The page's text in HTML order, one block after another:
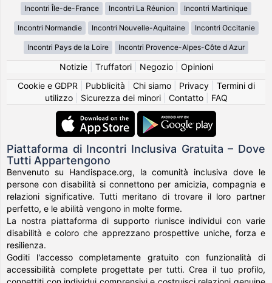
Incontri Île-de-France Incontri La Réunion Incontri Martinique
Incontri Normandie Incontri Nouvelle-Aquitaine Incontri Occitanie
Incontri Pays de la Loire Incontri Provence-Alpes-Côte d Azur
Notizie| Truffatori| Negozio| Opinioni
Cookie e GDPR
Pubblicità Chi siamo| Privacy| Termini di
utilizzo| Sicurezza dei minori| Contatto| FAQ
Piattaforma di Incontri Inclusiva Gratuita – Dove
Tutti Appartengono
Benvenuto su Handispace.org, la comunità inclusiva dove le
persone con disabilità si connettono per amicizia, compagnia e
relazioni significative. Tutti meritano di trovare il loro partner
perfetto, e le abilità vengono in molte forme.
La nostra piattaforma di supporto riunisce individui con varie
disabilità e coloro che apprezzano prospettive uniche, forza e
resilienza.
Goditi l'accesso completamente gratuito con funzionalità di
accessibilità complete progettate per tutti. Crea il tuo profilo,